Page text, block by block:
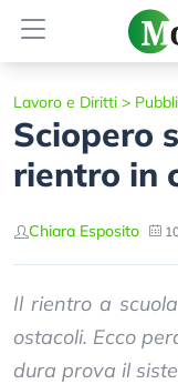
Lavoro e Diritti >
Sciopero
rientro in
Chiara Esposito
Il rientro a
ostacoli. Ecco
dura prova il